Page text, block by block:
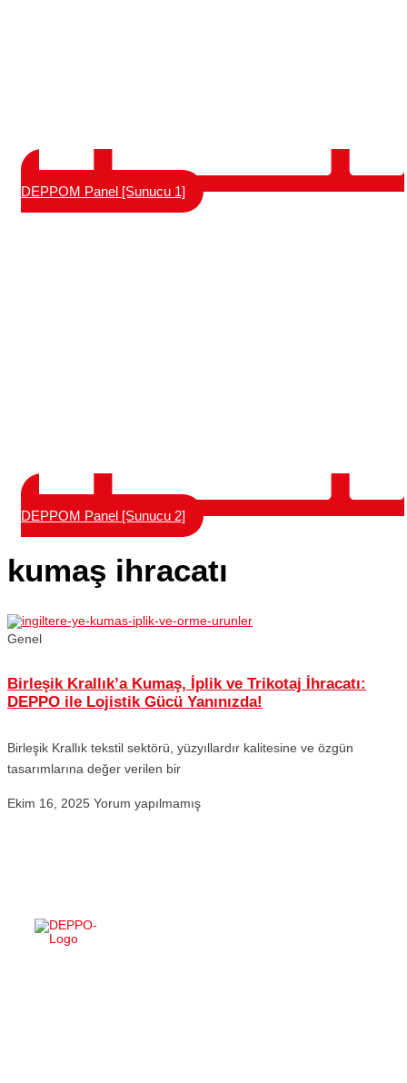
DEPPOM Panel [Sunucu 1]
DEPPOM Panel [Sunucu 2]
kumaş ihracatı
Genel
Birleşik Krallık’a Kumaş, İplik ve Trikotaj İhracatı:
DEPPO ile Lojistik Gücü Yanınızda!
Birleşik Krallık tekstil sektörü, yüzyıllardır kalitesine ve özgün
tasarımlarına değer verilen bir
Ekim 16, 2025 Yorum yapılmamış